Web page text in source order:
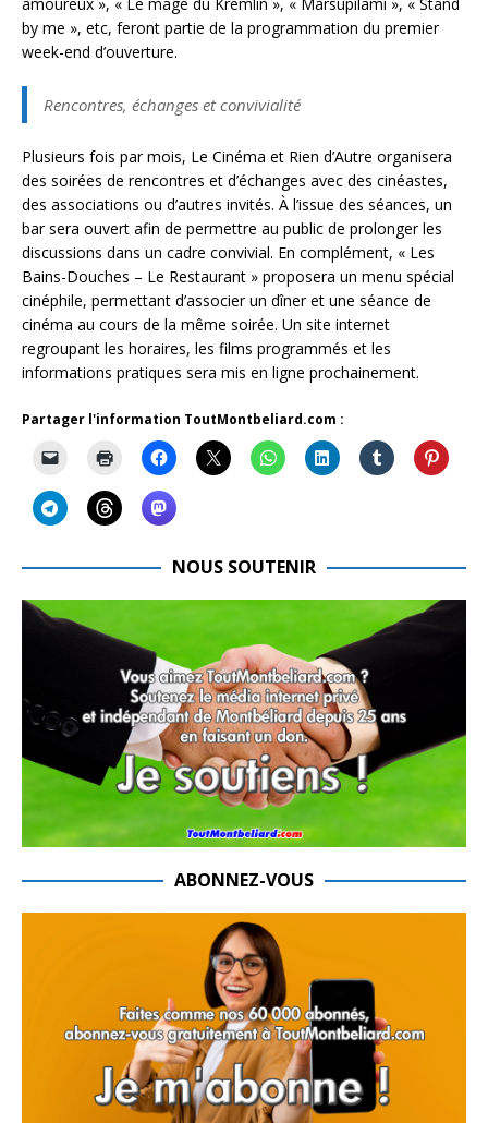
by me », etc, feront partie de la programmation du premier
week-end d’ouverture.
Rencontres, échanges et convivialité
Plusieurs fois par mois, Le Cinéma et Rien d’Autre organisera
des soirées de rencontres et d’échanges avec des cinéastes,
des associations ou d’autres invités. À l’issue des séances, un
bar sera ouvert afin de permettre au public de prolonger les
discussions dans un cadre convivial. En complément, « Les
Bains-Douches – Le Restaurant » proposera un menu spécial
cinéphile, permettant d’associer un dîner et une séance de
cinéma au cours de la même soirée. Un site internet
regroupant les horaires, les films programmés et les
informations pratiques sera mis en ligne prochainement.
Partager l'information ToutMontbeliard.com :
NOUS SOUTENIR
ABONNEZ-VOUS